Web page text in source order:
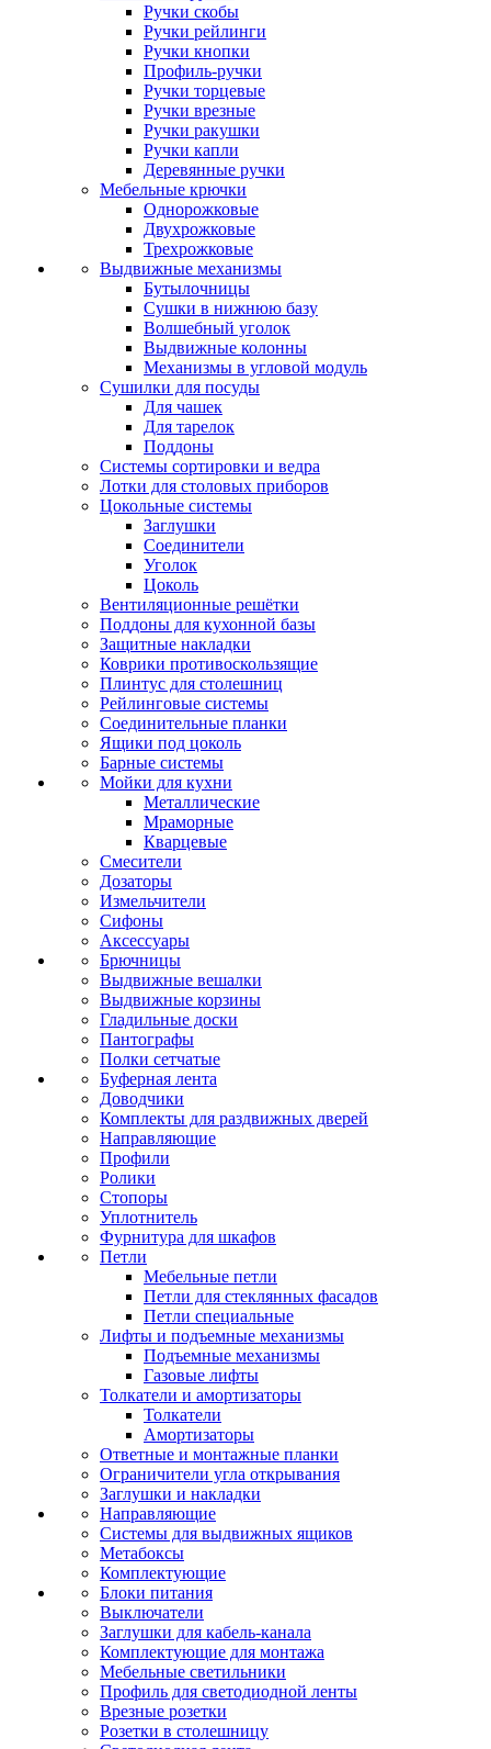
Ручки скобы
Ручки рейлинги
Ручки кнопки
Профиль-ручки
Ручки торцевые
Ручки врезные
Ручки ракушки
Ручки капли
Деревянные ручки
Мебельные крючки
Однорожковые
Двухрожковые
Трехрожковые
Выдвижные механизмы
Бутылочницы
Сушки в нижнюю базу
Волшебный уголок
Выдвижные колонны
Механизмы в угловой модуль
Сушилки для посуды
Для чашек
Для тарелок
Поддоны
Системы сортировки и ведра
Лотки для столовых приборов
Цокольные системы
Заглушки
Соединители
Уголок
Цоколь
Вентиляционные решётки
Поддоны для кухонной базы
Защитные накладки
Коврики противоскользящие
Плинтус для столешниц
Рейлинговые системы
Соединительные планки
Ящики под цоколь
Барные системы
Мойки для кухни
Металлические
Мраморные
Кварцевые
Смесители
Дозаторы
Измельчители
Сифоны
Аксессуары
Брючницы
Выдвижные вешалки
Выдвижные корзины
Гладильные доски
Пантографы
Полки сетчатые
Буферная лента
Доводчики
Комплекты для раздвижных дверей
Направляющие
Профили
Ролики
Стопоры
Уплотнитель
Фурнитура для шкафов
Петли
Мебельные петли
Петли для стеклянных фасадов
Петли специальные
Лифты и подъемные механизмы
Подъемные механизмы
Газовые лифты
Толкатели и амортизаторы
Толкатели
Амортизаторы
Ответные и монтажные планки
Ограничители угла открывания
Заглушки и накладки
Направляющие
Системы для выдвижных ящиков
Метабоксы
Комплектующие
Блоки питания
Выключатели
Заглушки для кабель-канала
Комплектующие для монтажа
Мебельные светильники
Профиль для светодиодной ленты
Врезные розетки
Розетки в столешницу